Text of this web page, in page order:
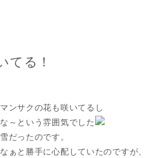
てる！
ンサクの花も咲いてるし
～という雰囲気でした
だったのです。
ぁと勝手に心配していたのですが、